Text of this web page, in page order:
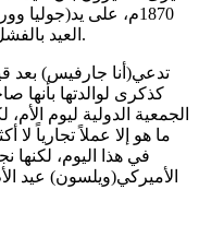
1870م، على يد(جوليا
العيد بالفشل، إذ دعت لقيام عيد الأم من أجل السلام.
الجمعية الدولية ليوم
ما هو إلا عملاً تجارياً لا
في هذا اليوم،
الأميركي(ويلسون) عيد